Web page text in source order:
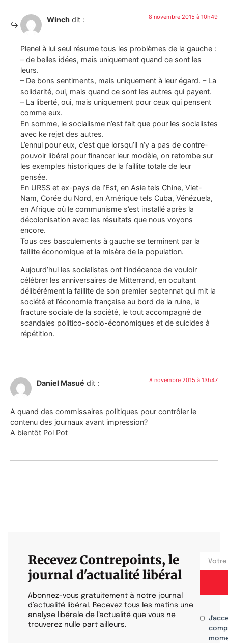
Winch dit : 8 novembre 2015 à 10h49
Plenel à lui seul résume tous les problèmes de la gauche :
– de belles idées, mais uniquement quand ce sont les
leurs.
– De bons sentiments, mais uniquement à leur égard. – La
solidarité, oui, mais quand ce sont les autres qui payent.
– La liberté, oui, mais uniquement pour ceux qui pensent
comme eux.
En somme, le socialisme n’est fait que pour les socialistes
avec ke rejet des autres.
L’ennui pour eux, c’est que lorsqu’il n’y a pas de contre-
pouvoir libéral pour financer leur modèle, on retombe sur
les exemples historiques de la faillite totale de leur
pensée.
En URSS et ex-pays de l’Est, en Asie tels Chine, Viet-
Nam, Corée du Nord, en Amérique tels Cuba, Vénézuela,
en Afrique où le communisme s’est installé après la
décolonisation avec les résultats que nous voyons
encore.
Tous ces basculements à gauche se terminent par la
faillite économique et la misère de la population.
Aujourd’hui les socialistes ont l’indécence de vouloir
célébrer les anniversaires de Mitterrand, en ocultant
délibérément la faillite de son premier septennat qui mit la
société et l’économie française au bord de la ruine, la
fracture sociale de la société, le tout accompagné de
scandales politico-socio-économiques et de suicides à
répétition.
Daniel Masué dit : 8 novembre 2015 à 13h47
A quand des commissaires politiques pour contrôler le
contenu des journaux avant impression?
A bientôt Pol Pot
Recevez Contrepoints, le
journal d'actualité libéral
Abonnez-vous gratuitement à notre journal
d’actualité libéral. Recevez tous les matins une
analyse libérale de l’actualité que vous ne
trouverez nulle part ailleurs.